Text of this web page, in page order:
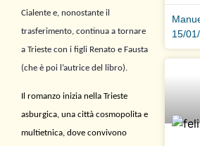
Cialente e, nonostante il
trasferimento, continua a tornare
a Trieste con i figli Renato e Fausta
(che è poi l’autrice del libro).
Il romanzo inizia nella Trieste
asburgica, una città cosmopolita e
multietnica, dove convivono
15/